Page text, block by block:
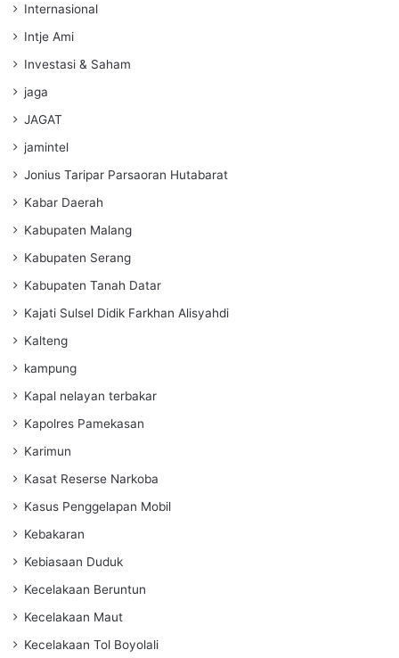
Internasional
Intje Ami
Investasi & Saham
jaga
JAGAT
jamintel
Jonius Taripar Parsaoran Hutabarat
Kabar Daerah
Kabupaten Malang
Kabupaten Serang
Kabupaten Tanah Datar
Kajati Sulsel Didik Farkhan Alisyahdi
Kalteng
kampung
Kapal nelayan terbakar
Kapolres Pamekasan
Karimun
Kasat Reserse Narkoba
Kasus Penggelapan Mobil
Kebakaran
Kebiasaan Duduk
Kecelakaan Beruntun
Kecelakaan Maut
Kecelakaan Tol Boyolali